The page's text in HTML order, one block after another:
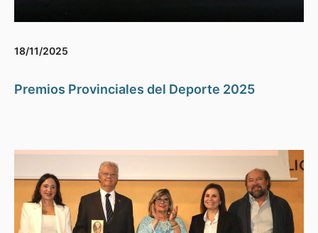
18/11/2025
Premios Provinciales del Deporte 2025